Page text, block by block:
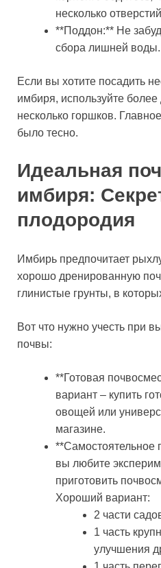
несколько
**Поддон:** Не
сбора лишней воды.
Если вы хотите посадить
имбиря, используйте
несколько горшков.
было тесно.
Идеальная
имбиря:
плодородия
Имбирь предпочитает
хорошо дренированную
глинистые грунты, в
Вот что нужно учесть при
почвы:
**Готовая
вариант – купить
овощей или
магазине.
**Самостоятельное
вы любите
приготовить
Хороший вариант:
2 части
1 часть
улучшения